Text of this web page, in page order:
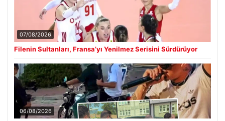
07/08/2026
Filenin Sultanları, Fransa’yı Yenilmez Serisini Sürdürüyor
06/08/2026